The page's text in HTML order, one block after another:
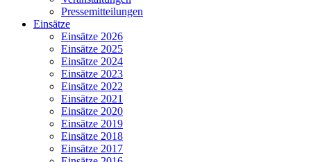
Pressemitteilungen
Einsätze
Einsätze 2026
Einsätze 2025
Einsätze 2024
Einsätze 2023
Einsätze 2022
Einsätze 2021
Einsätze 2020
Einsätze 2019
Einsätze 2018
Einsätze 2017